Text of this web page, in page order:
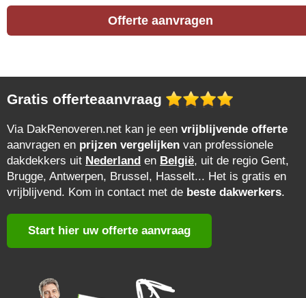
Offerte aanvragen
Gratis offerteaanvraag
Via DakRenoveren.net kan je een vrijblijvende offerte
aanvragen en prijzen vergelijken van professionele
dakdekkers uit Nederland en België, uit de regio Gent,
Brugge, Antwerpen, Brussel, Hasselt... Het is gratis en
vrijblijvend. Kom in contact met de beste dakwerkers.
Start hier uw offerte aanvraag